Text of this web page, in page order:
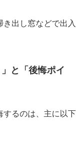
出し窓などで出入
と「後悔ポイ
するのは、主に以下